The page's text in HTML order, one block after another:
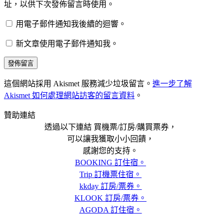
址，以供下次發佈留言時使用。
用電子郵件通知我後續的迴響。
新文章使用電子郵件通知我。
這個網站採用 Akismet 服務減少垃圾留言。 進一步了解
Akismet 如何處理網站訪客的留言資料 。
贊助連結
透過以下連結 買機票/訂房/購買票券，
可以讓我獲取小小回饋，
感謝您的支持。
BOOKING 訂住宿。
Trip 訂機票住宿。
kkday 訂房/票券。
KLOOK 訂房/票券。
AGODA 訂住宿。